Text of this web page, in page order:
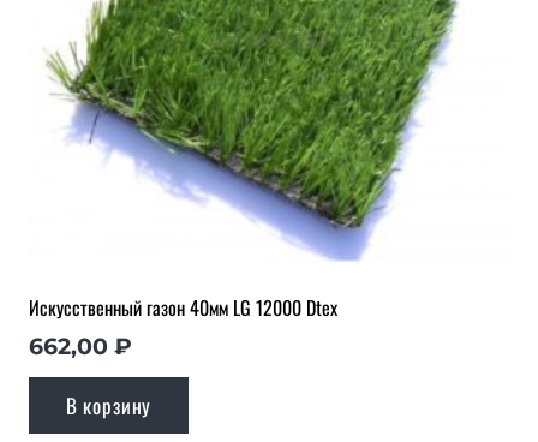
Искусственный газон 40мм LG 12000 Dtex
662,00 ₽
В корзину